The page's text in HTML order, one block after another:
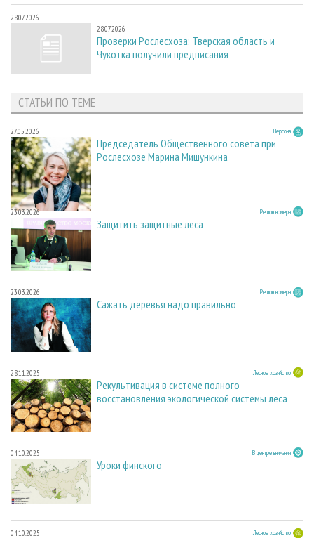
28.07.2026
28.07.2026
Проверки Рослесхоза: Тверская область и
Чукотка получили предписания
СТАТЬИ ПО ТЕМЕ
27.05.2026 Персона
Председатель Общественного совета при
Рослесхозе Марина Мишункина
23.03.2026 Регион номера
Защитить защитные леса
23.03.2026 Регион номера
Сажать деревья надо правильно
28.11.2025 Лесное хозяйство
Рекультивация в системе полного
восстановления экологической системы леса
04.10.2025 В центре внимания
Уроки финского
04.10.2025 Лесное хозяйство